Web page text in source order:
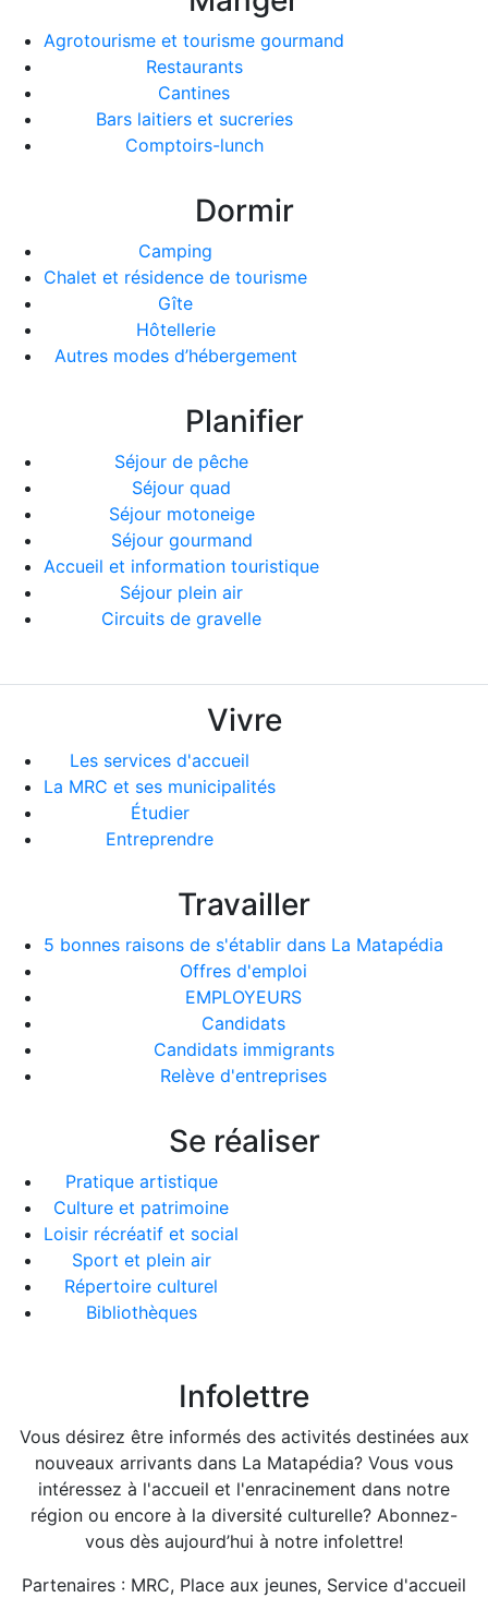
Agrotourisme et tourisme gourmand
Restaurants
Cantines
Bars laitiers et sucreries
Comptoirs-lunch
Dormir
Camping
Chalet et résidence de tourisme
Gîte
Hôtellerie
Autres modes d’hébergement
Planifier
Séjour de pêche
Séjour quad
Séjour motoneige
Séjour gourmand
Accueil et information touristique
Séjour plein air
Circuits de gravelle
Vivre
Les services d'accueil
La MRC et ses municipalités
Étudier
Entreprendre
Travailler
5 bonnes raisons de s'établir dans La Matapédia
Offres d'emploi
EMPLOYEURS
Candidats
Candidats immigrants
Relève d'entreprises
Se réaliser
Pratique artistique
Culture et patrimoine
Loisir récréatif et social
Sport et plein air
Répertoire culturel
Bibliothèques
Infolettre
Vous désirez être informés des activités destinées aux
nouveaux arrivants dans La Matapédia? Vous vous
intéressez à l'accueil et l'enracinement dans notre
région ou encore à la diversité culturelle? Abonnez-
vous dès aujourd’hui à notre infolettre!
Partenaires : MRC, Place aux jeunes, Service d'accueil